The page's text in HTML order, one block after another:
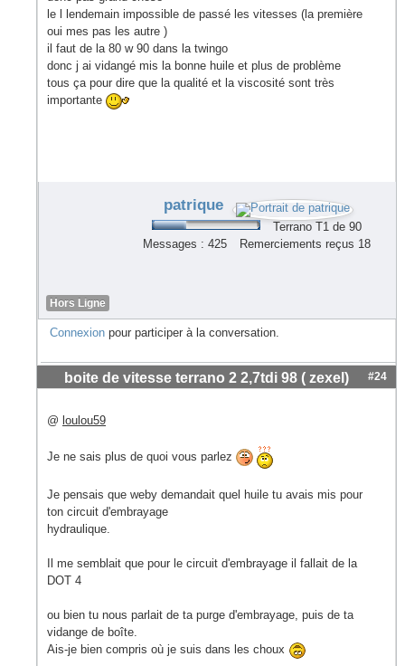
le l lendemain impossible de passé les vitesses (la première
oui mes pas les autre )
il faut de la 80 w 90 dans la twingo
donc j ai vidangé mis la bonne huile et plus de problème
tous ça pour dire que la qualité et la viscosité sont très
importante
patrique
Terrano T1 de 90
Messages : 425
Remerciements reçus 18
Hors Ligne
Connexion pour participer à la conversation.
boite de vitesse terrano 2 2,7tdi 98 ( zexel) #24
@ loulou59
Je ne sais plus de quoi vous parlez
Je pensais que weby demandait quel huile tu avais mis pour
ton circuit d'embrayage
hydraulique.
Il me semblait que pour le circuit d'embrayage il fallait de la
DOT 4
ou bien tu nous parlait de ta purge d'embrayage, puis de ta
vidange de boîte.
Ais-je bien compris où je suis dans les choux